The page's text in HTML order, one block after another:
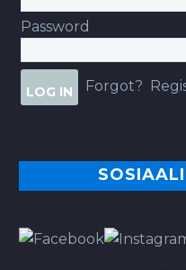
Password
Forgot?